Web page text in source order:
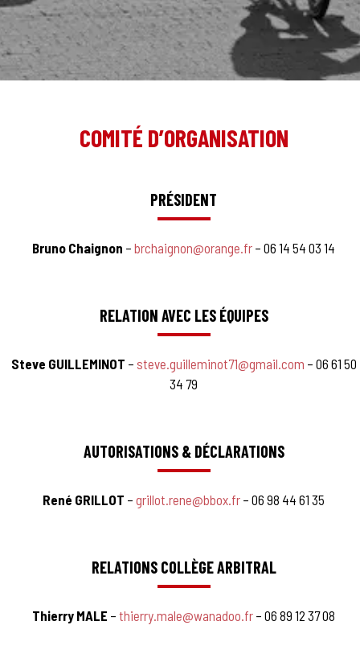
COMITÉ D’ORGANISATION
PRÉSIDENT
Bruno Chaignon –brchaignon@orange.fr – 06 14 54 03 14
RELATION AVEC LES ÉQUIPES
Steve GUILLEMINOT – steve.guilleminot71@gmail.com – 06 61 50
34 79
AUTORISATIONS & DÉCLARATIONS
René GRILLOT –grillot.rene@bbox.fr – 06 98 44 61 35
RELATIONS COLLÈGE ARBITRAL
Thierry MALE –thierry.male@wanadoo.fr – 06 89 12 37 08